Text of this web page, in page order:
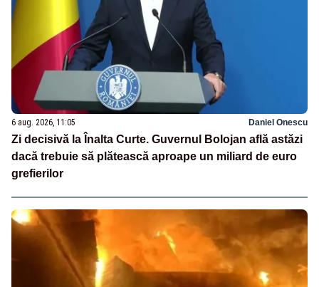
6 aug. 2026, 11:05 Daniel Onescu
Zi decisivă la Înalta Curte. Guvernul Bolojan află astăzi
dacă trebuie să plătească aproape un miliard de euro
grefierilor